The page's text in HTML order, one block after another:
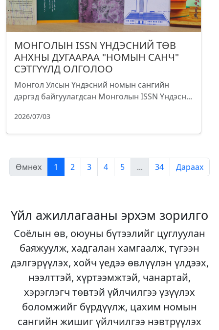
МОНГОЛЫН ISSN ҮНДЭСНИЙ ТӨВ
АНХНЫ ДУГААРАА "НОМЫН САНЧ"
СЭТГҮҮЛД ОЛГОЛОО
Монгол Улсын Үндэсний номын сангийн
дэргэд байгуулагдсан Монголын ISSN Үндэсн...
2026/07/03
Өмнөх 1 2 3 4 5 ... 34 Дараах
Үйл ажиллагааны эрхэм зорилго
Соёлын өв, оюуны бүтээлийг цуглуулан
баяжуулж, хадгалан хамгаалж, түгээн
дэлгэрүүлэх, хойч үедээ өвлүүлэн үлдээх,
нээлттэй, хүртээмжтэй, чанартай,
хэрэглэгч төвтэй үйлчилгээ үзүүлэх
боломжийг бүрдүүлж, цахим номын
сангийн жишиг үйлчилгээ нэвтрүүлэх